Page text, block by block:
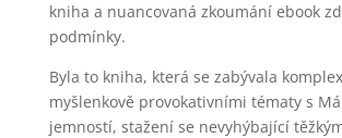
kniha a nuancovaná zkoumání ebook
podmínky.
Byla to kniha, která se zabývala
myšlenkově provokativními tématy s
jemností, stažení se nevyhýbající